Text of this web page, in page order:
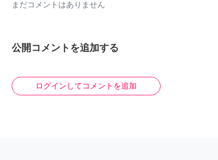
まだコメントはありません
公開コメントを追加する
ログインしてコメントを追加